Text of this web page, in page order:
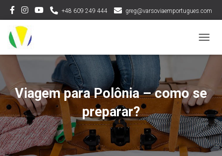
+48 609 249 444 greg@varsoviaemportugues.com
Viagem para Polônia – como se
preparar?